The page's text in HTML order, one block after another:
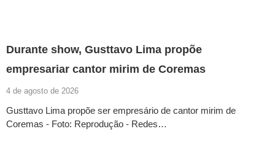
Durante show, Gusttavo Lima propõe
empresariar cantor mirim de Coremas
4 de agosto de 2026
Gusttavo Lima propõe ser empresário de cantor mirim de
Coremas - Foto: Reprodução - Redes…